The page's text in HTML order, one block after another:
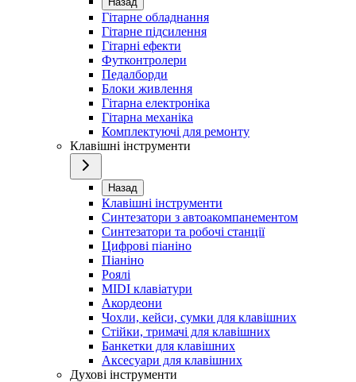
Гітарне обладнання
Гітарне підсилення
Гітарні ефекти
Футконтролери
Педалборди
Блоки живлення
Гітарна електроніка
Гітарна механіка
Комплектуючі для ремонту
Клавішні інструменти
Назад
Клавішні інструменти
Синтезатори з автоакомпанементом
Синтезатори та робочі станції
Цифрові піаніно
Піаніно
Роялі
MIDI клавіатури
Акордеони
Чохли, кейси, сумки для клавішних
Стійки, тримачі для клавішних
Банкетки для клавішних
Аксесуари для клавішних
Духові інструменти